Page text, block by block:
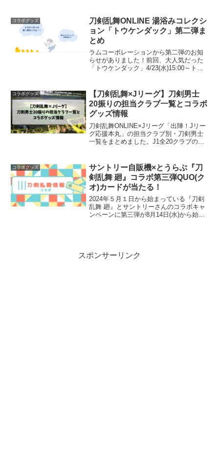
宗近・加州清光（全2種） 価格 各5,...
コラボグッズ
刀剣乱舞ONLINE 湯浴みコレクシ
ョン「トウケンダック」第二弾ま
とめ
ラムコーポレーションから第二弾のお知
らせがありました！前回、大人気だった
「トウケンダック」4/23(水)15:00～トウ
セット】の購入で、「トウケンダックス
テッカー」...
コラボグッズ
【刀剣乱舞×Jリーグ】刀剣男士
20振りの担当クラブ一覧とコラボ
グッズ情報
刀剣乱舞ONLINE×Jリーグ「出陣！Jリー
グ応援本丸」の担当クラブ別・刀剣男士
一覧をまとめました。J1全20クラブの組
は7月5日まで！
コラボグッズ
サントリー自販機×とうらぶ『刀
剣乱舞 廻』コラボ第三弾QUO(ク
オ)カードが当たる！
2024年５月１日から始まっている『刀剣
乱舞 廻』とサントリーさんのコラボキャ
ンペーンに第三弾が8月14日(水)から始ま
スポンサーリンク